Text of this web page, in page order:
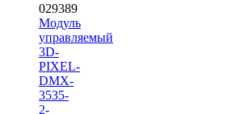
029389
Модуль
управляемый
3D-
PIXEL-
DMX-
3535-
2-